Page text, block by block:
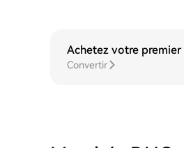
Achetez votre premier
Convertir